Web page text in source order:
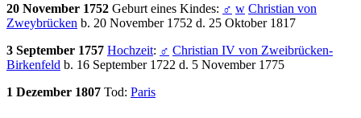
20 November 1752 Geburt eines Kindes: ♂ w Christian von
Zweybrücken b. 20 November 1752 d. 25 Oktober 1817
3 September 1757 Hochzeit: ♂ Christian IV von Zweibrücken-
Birkenfeld b. 16 September 1722 d. 5 November 1775
1 Dezember 1807 Tod: Paris